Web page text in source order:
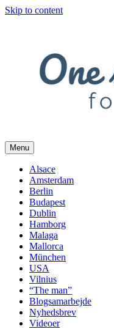
Skip to content
Menu
Alsace
Amsterdam
Berlin
Budapest
Dublin
Hamborg
Malaga
Mallorca
München
USA
Vilnius
“The man”
Blogsamarbejde
Nyhedsbrev
Videoer